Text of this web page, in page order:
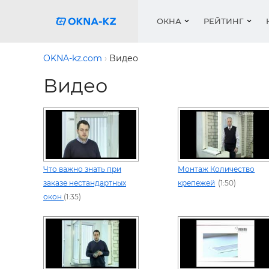
ОКНА РЕЙТИНГ
Услуги
Двери
Медиа
Ремонт
Работа
Ворота
Куплю
Двери
Сетки
OKNA-kz.com Видео
Видео
Что важно знать при
заказе нестандартных
окон (1:35)
Монтаж Количество
крепежей (1:50)